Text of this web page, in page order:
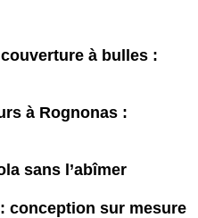
à bulles :
à Rognonas :
sans l’abîmer
conception sur mesure